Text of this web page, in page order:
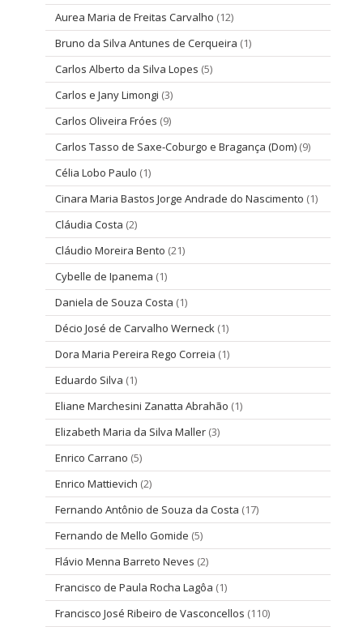
Aurea Maria de Freitas Carvalho (12)
Bruno da Silva Antunes de Cerqueira (1)
Carlos Alberto da Silva Lopes (5)
Carlos e Jany Limongi (3)
Carlos Oliveira Fróes (9)
Carlos Tasso de Saxe-Coburgo e Bragança (Dom) (9)
Célia Lobo Paulo (1)
Cinara Maria Bastos Jorge Andrade do Nascimento (1)
Cláudia Costa (2)
Cláudio Moreira Bento (21)
Cybelle de Ipanema (1)
Daniela de Souza Costa (1)
Décio José de Carvalho Werneck (1)
Dora Maria Pereira Rego Correia (1)
Eduardo Silva (1)
Eliane Marchesini Zanatta Abrahão (1)
Elizabeth Maria da Silva Maller (3)
Enrico Carrano (5)
Enrico Mattievich (2)
Fernando Antônio de Souza da Costa (17)
Fernando de Mello Gomide (5)
Flávio Menna Barreto Neves (2)
Francisco de Paula Rocha Lagôa (1)
Francisco José Ribeiro de Vasconcellos (110)